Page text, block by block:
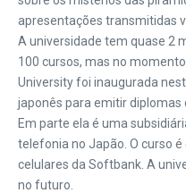
apresentações transmitidas
A universidade tem quase 2
100 cursos, mas no
University foi inaugurada
japonês para emitir diplomas
Em parte ela é uma
telefonia no Japão. O curso
celulares da Softbank. A
no futuro.